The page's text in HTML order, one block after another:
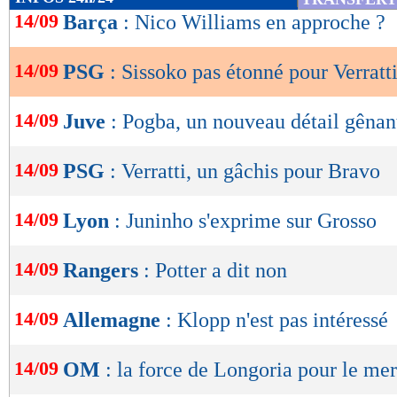
Lu 25.166 fois- Youcef Touaitia
de
OK
14/09 Barça : Nico Williams en approche ?
14/09 PSG : Sissoko pas étonné pour Verratti
14/09 Juve : Pogba, un nouveau détail
14/09 PSG : Verratti, un gâchis pour Bravo
14/09 Lyon : Juninho s'exprime sur Grosso
14/09 Rangers : Potter a dit non
14/09 Allemagne : Klopp n'est pas intéressé
14/09 OM : la force de Longoria pour le